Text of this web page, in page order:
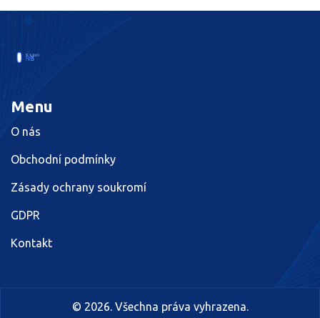
Menu
O nás
Obchodní podmínky
Zásady ochrany soukromí
GDPR
Kontakt
© 2026. Všechna práva vyhrazena.